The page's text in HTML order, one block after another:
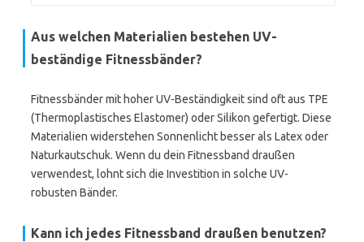
Aus welchen Materialien bestehen UV-
beständige Fitnessbänder?
Fitnessbänder mit hoher UV-Beständigkeit sind oft aus TPE
(Thermoplastisches Elastomer) oder Silikon gefertigt. Diese
Materialien widerstehen Sonnenlicht besser als Latex oder
Naturkautschuk. Wenn du dein Fitnessband draußen
verwendest, lohnt sich die Investition in solche UV-
robusten Bänder.
Kann ich jedes Fitnessband draußen benutzen?